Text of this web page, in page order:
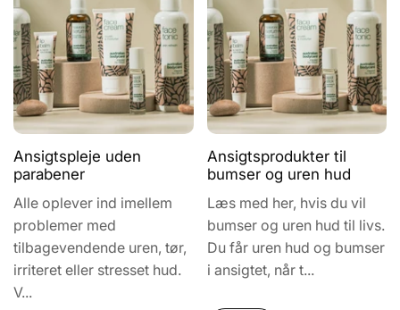
Ansigtspleje uden
parabener
Alle oplever ind imellem
problemer med
tilbagevendende uren, tør,
irriteret eller stresset hud.
V...
Ansigtsprodukter til
bumser og uren hud
Læs med her, hvis du vil
bumser og uren hud til livs.
Du får uren hud og bumser
i ansigtet, når t...